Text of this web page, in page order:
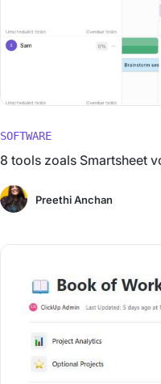
SOFTWARE
8 tools zoals Smartsheet
Preethi Anchan